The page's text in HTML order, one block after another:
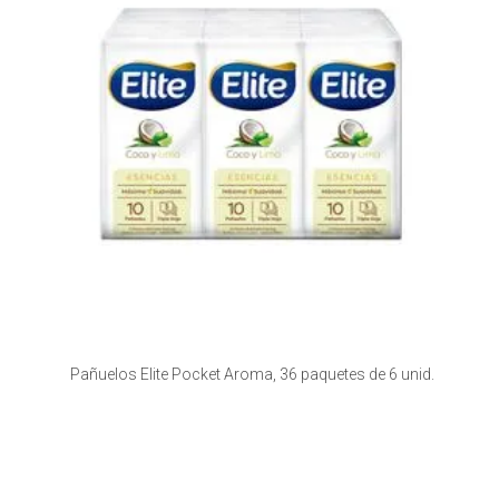
Pañuelos Elite Pocket Aroma, 36 paquetes de 6 unid.